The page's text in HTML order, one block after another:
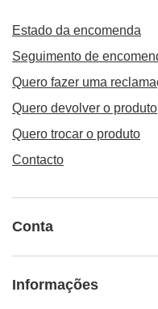
Ler mais
ORDENS
Quero fazer uma
Quero devolver o produto
Quero trocar o produto